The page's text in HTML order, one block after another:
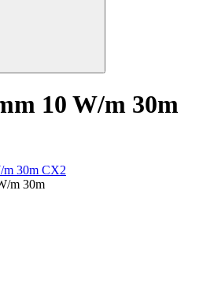
10 W/m 30m
m 30m CX2
m 30m